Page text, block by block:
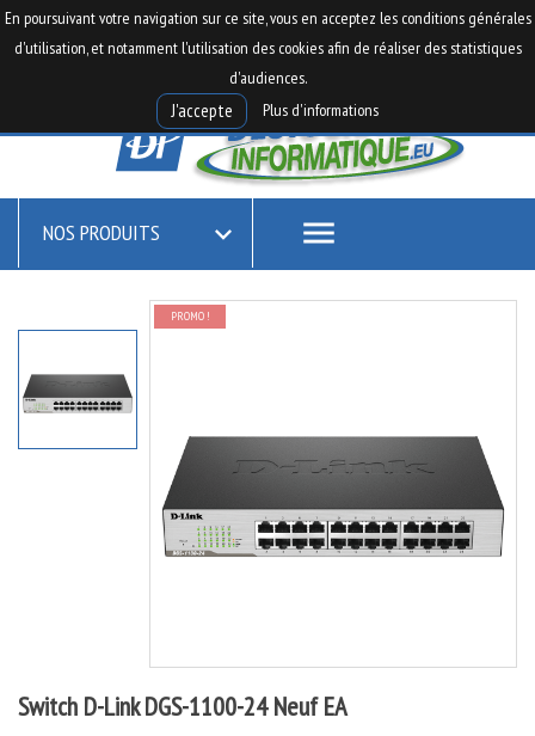
En poursuivant votre navigation sur ce site, vous en acceptez les conditions générales
d'utilisation, et notamment l'utilisation des cookies afin de réaliser des statistiques
d'audiences.
J'accepte Plus d'informations
  shopping_cart
0
NOS PRODUITS  menu
PROMO !
Switch D-Link DGS-1100-24 Neuf EA